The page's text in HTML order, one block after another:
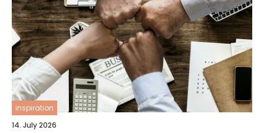
inspiration
14. July 2026